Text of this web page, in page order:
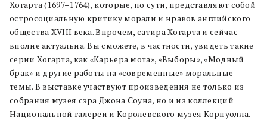
Хогарта (1697–1764), которые, по сути, представляют собой
остросоциальную критику морали и нравов английского
общества XVIII века. Впрочем, сатира Хогарта и сейчас
вполне актуальна. Вы сможете, в частности, увидеть такие
серии Хогарта, как «Карьера мота», «Выборы», «Модный
брак» и другие работы на «современные» моральные
темы. В выставке участвуют произведения не только из
собрания музея сэра Джона Соуна, но и из коллекций
Национальной галереи и Королевского музея Корнуолла.